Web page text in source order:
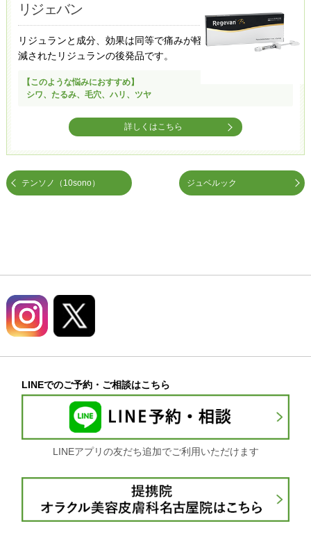
リジェバン​
リジュランと成分、効果は同等で痛みが軽
減されたリジュランの後発品です。
【このような悩みにおすすめ】
シワ、たるみ、毛穴、ハリ、ツヤ
詳しくはこちら
ジュベルック
テンソノ（10sono）
LINEでのご予約・ご相談はこちら
LINEアプリの友だち追加でご利用いただけます